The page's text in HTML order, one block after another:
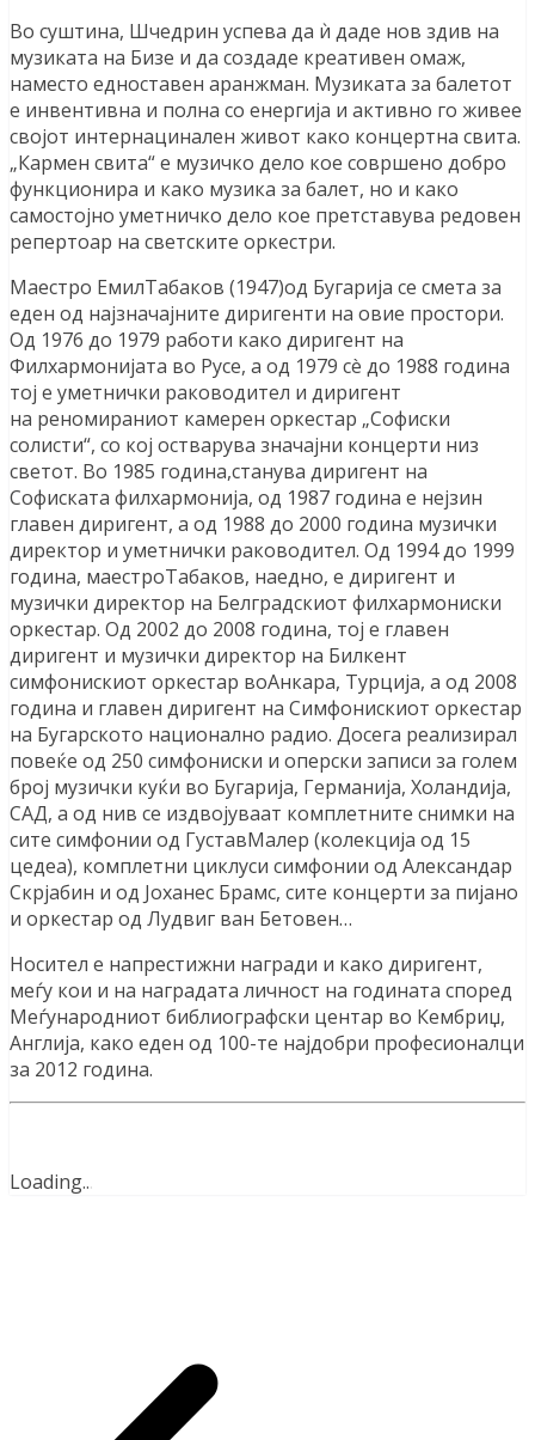
Во суштина, Шчедрин успева да ѝ даде нов здив на
музиката на Бизе и да создаде креативен омаж,
наместо едноставен аранжман. Музиката за балетот
е инвентивна и полна со енергија и активно го живее
својот интернацинален живот како концертна свита.
„Кармен свита“ е музичко дело кое совршено добро
функционира и како музика за балет, но и како
самостојно уметничко дело кое претставува редовен
репертоар на светските оркестри.
Маестро ЕмилТабаков (1947)од Бугарија се смета за
еден од најзначајните диригенти на овие простори.
Од 1976 до 1979 работи како диригент на
Филхармонијата во Русе, а од 1979 сè до 1988 година
тој е уметнички раководител и диригент
на реномираниот камерен оркестар „Софиски
солисти“, со кој остварува значајни концерти низ
светот. Во 1985 година,станува диригент на
Софиската филхармонија, од 1987 година е нејзин
главен диригент, а од 1988 до 2000 година музички
директор и уметнички раководител. Од 1994 до 1999
година, маестроТабаков, наедно, е диригент и
музички директор на Белградскиот филхармониски
оркестар. Од 2002 до 2008 година, тој е главен
диригент и музички директор на Билкент
симфонискиот оркестар воАнкара, Турција, а од 2008
година и главен диригент на Симфонискиот оркестар
на Бугарското национално радио. Досега реализирал
повеќе од 250 симфониски и оперски записи за голем
број музички куќи во Бугарија, Германија, Холандија,
САД, а од нив се издвојуваат комплетните снимки на
сите симфонии од ГуставМалер (колекција од 15
цедеа), комплетни циклуси симфонии од Александар
Скрјабин и од Јоханес Брамс, сите концерти за пијано
и оркестар од Лудвиг ван Бетовен…
Носител е напрестижни награди и како диригент,
меѓу кои и на наградата личност на годината според
Меѓународниот библиографски центар во Кембриџ,
Англија, како еден од 100-те најдобри професионалци
за 2012 година.
Loading...